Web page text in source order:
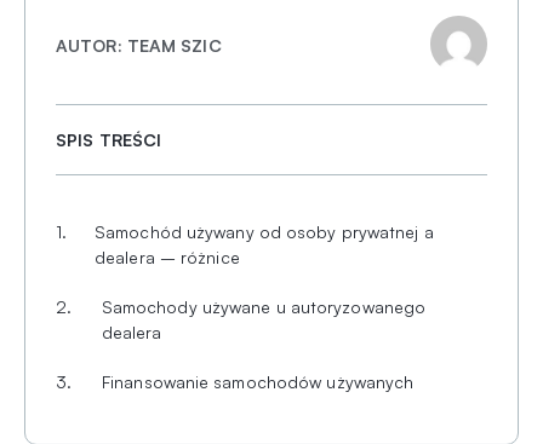
TEAM SZIC
SPIS TREŚCI
Samochód używany od osoby prywatnej a
dealera – różnice
Samochody używane u autoryzowanego
dealera
Finansowanie samochodów używanych